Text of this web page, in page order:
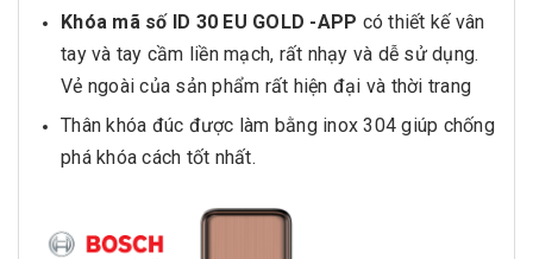
Khóa mã số ID 30 EU GOLD -APP có thiết kế vân
tay và tay cầm liền mạch, rất nhạy và dễ sử dụng.
Vẻ ngoài của sản phẩm rất hiện đại và thời trang
Thân khóa đúc được làm bằng inox 304 giúp chống
phá khóa cách tốt nhất.